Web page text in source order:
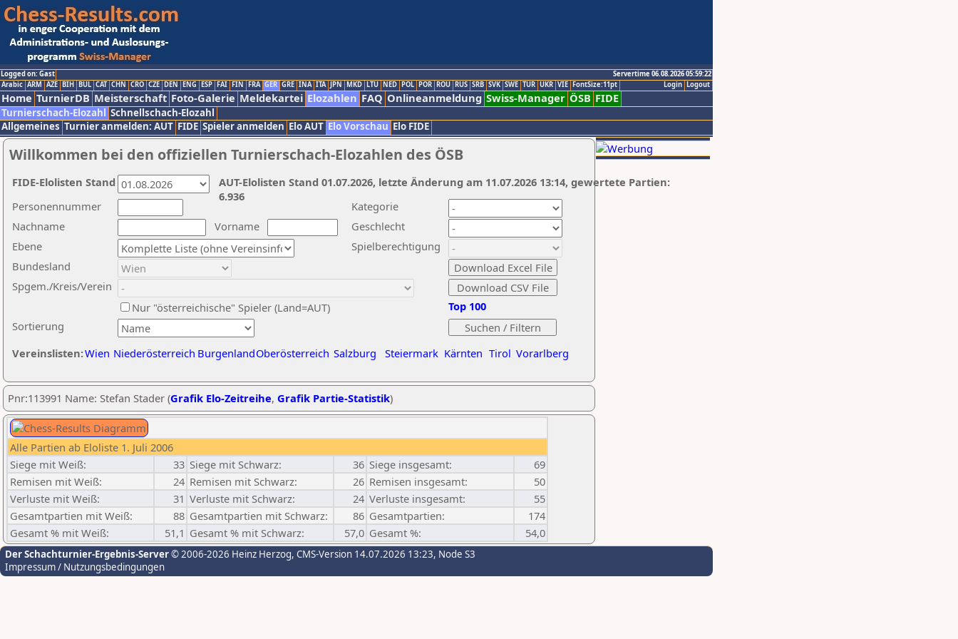
Logged on: Gast
Servertime 06.08.2026 05:59:22
Logout
Login
Arabic ARM AZE BIH BUL CAT CHN CRO CZE DEN ENG ESP FAI FIN FRA GER GRE INA ITA JPN MKD LTU NED POL POR ROU RUS SRB SVK SWE TUR UKR VIE FontSize:11pt
Home TurnierDB Meisterschaft Foto-Galerie Meldekartei Elozahlen FAQ Onlineanmeldung Swiss-Manager ÖSB FIDE
Turnierschach-Elozahl Schnellschach-Elozahl
Allgemeines Turnier anmelden: AUT FIDE Spieler anmelden Elo AUT Elo Vorschau Elo FIDE
Willkommen bei den offiziellen Turnierschach-Elozahlen des ÖSB
Nachname
Vorname
Ebene
Kategorie
Sortierung
Personennummer
Bundesland
Spgem./Kreis/Verein
Geschlecht
Nur "österreichische" Spieler (Land=AUT)
Spielberechtigung
Vereinslisten:Wien Niederösterreich BurgenlandOberösterreich Salzburg Steiermark Kärnten Tirol Vorarlberg
Top 100
AUT-Elolisten Stand 01.07.2026, letzte Änderung am 11.07.2026 13:14, gewertete Partien:
6.936
FIDE-Elolisten Stand
Pnr:113991 Name: Stefan Stader (Grafik Elo-Zeitreihe, Grafik Partie-Statistik)
Alle Partien ab Eloliste 1. Juli 2006
Siege mit Weiß:
33 Siege mit Schwarz: 36 Siege insgesamt:
69
Remisen mit Weiß:
24 Remisen mit Schwarz: 26 Remisen insgesamt:
50
Verluste mit Weiß:
31 Verluste mit Schwarz: 24 Verluste insgesamt:
55
Gesamtpartien mit Weiß:
88 Gesamtpartien mit Schwarz: 86 Gesamtpartien:
174
Gesamt % mit Weiß:
51,1 Gesamt % mit Schwarz: 57,0 Gesamt %: 54,0
Der Schachturnier-Ergebnis-Server© 2006-2026 Heinz Herzog, CMS-Version 14.07.2026 13:23, Node S3
Impressum / Nutzungsbedingungen